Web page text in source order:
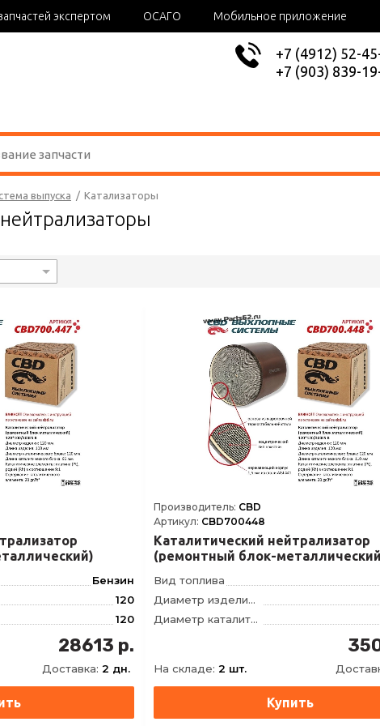
экспертом ОСАГО Мобильное приложение
+7 (4912) 52-
+7 (903) 839-
выпуска / Катализаторы
Бензин
120
120
90
Металлический носитель в стальном бандаже из нержавеющей стали AISI 441
28613 р.
Доставка:2 дн.
Производитель: CBD
Артикул: CBD700448
Каталитический нейтрализатор
(ремонтный блок-
Вид топлива
Диаметр изделия, мм
Диаметр каталитического блока, мм
Конструкция
На складе:2 шт.